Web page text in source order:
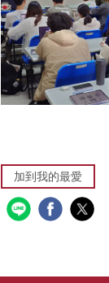
加到我的最愛